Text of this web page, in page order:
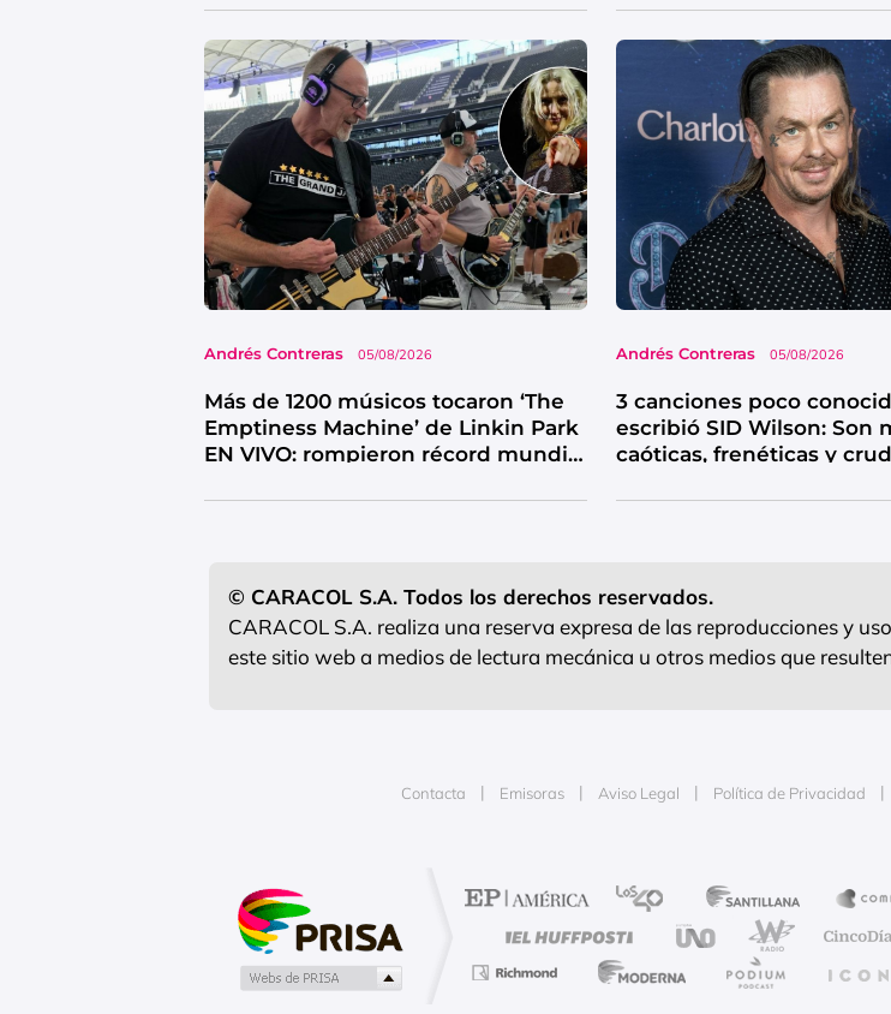
Andrés Contreras 05/08/2026
Más de 1200 músicos tocaron ‘The
Emptiness Machine’ de Linkin Park
EN VIVO: rompieron récord mundial
Andrés Contreras 05/08/2026
3 canciones poco
escribió SID Wilson: Son
caóticas, frenéticas y
© CARACOL S.A. Todos los derechos reservados.
CARACOL S.A. realiza una reserva expresa de las reproducciones y
este sitio web a medios de lectura mecánica u otros medios que
Contacta Emisoras Aviso Legal Política de Privacidad